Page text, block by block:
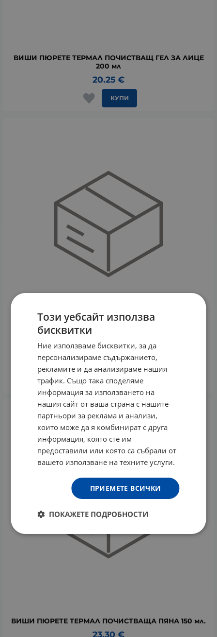
ВИШИ ПЮРЕТЕ ТЕРМАЛ ПОЧИСТВАЩ ГЕЛ ЗА ЛИЦЕ
200 мл
20.25 €
КУПИ
ПИЛИНГ - МАСКА ЗА ЛИЦЕ 125 мл
18.75 €
КУПИ
ВИШИ ПЮРЕТЕ ТЕРМАЛ ПОЧИСТВАЩА ПЯНА 150 мл.
23.30 €
Този уебсайт използва
бисквитки
Ние използваме бисквитки, за да
персонализираме съдържанието,
рекламите и да анализираме нашия
трафик. Също така споделяме
информация за използването на
нашия сайт от ваша страна с нашите
партньори за реклама и анализи,
които може да я комбинират с друга
информация, която сте им
предоставили или която са събрали от
вашето използване на техните услуги.
ПРИЕМЕТЕ ВСИЧКИ
ПОКАЖЕТЕ ПОДРОБНОСТИ